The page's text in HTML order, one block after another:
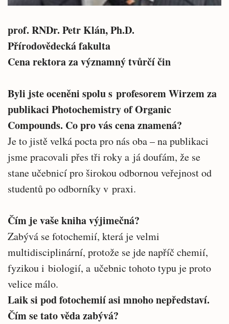
prof. RNDr. Petr Klán, Ph.D.
Přírodovědecká fakulta
Cena rektora za významný tvůrčí čin
Byli jste oceněni spolu s profesorem Wirzem za
publikaci Photochemistry of Organic
Compounds. Co pro vás cena znamená?
Je to jistě velká pocta pro nás oba – na publikaci
jsme pracovali přes tři roky a já doufám, že se
stane učebnicí pro širokou odbornou veřejnost od
studentů po odborníky v praxi.
Čím je vaše kniha výjimečná?
Zabývá se fotochemií, která je velmi
multidisciplinární, protože se jde napříč chemií,
fyzikou i biologií, a učebnic tohoto typu je proto
velice málo.
Laik si pod fotochemií asi mnoho nepředstaví.
Čím se tato věda zabývá?